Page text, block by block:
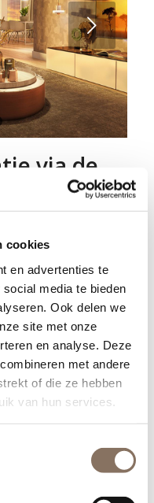
cookies
en advertenties te
media te bieden
Ook delen we
site met onze
en analyse. Deze
met andere
of die ze hebben
van hun services.
1 2 3 4
via de
te
woningtype in de
bekijken en te
Oranjekade. Hier
de
te
bewoners van
hun favoriete
juiste keuze
door de
. Deze